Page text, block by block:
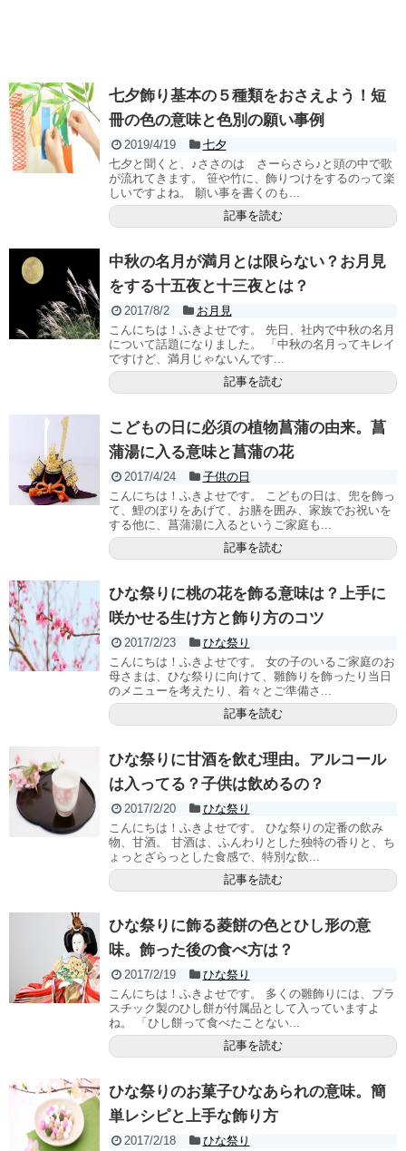
七夕飾り基本の５種類をおさえよう！短
冊の色の意味と色別の願い事例
2019/4/19
七夕
七夕と聞くと、♪ささのは さーらさら♪と頭の中で歌
が流れてきます。 笹や竹に、飾りつけをするのって楽
しいですよね。 願い事を書くのも...
記事を読む
中秋の名月が満月とは限らない？お月見
をする十五夜と十三夜とは？
2017/8/2
お月見
こんにちは！ふきよせです。 先日、社内で中秋の名月
について話題になりました。 「中秋の名月ってキレイ
ですけど、満月じゃないんです...
記事を読む
こどもの日に必須の植物菖蒲の由来。菖
蒲湯に入る意味と菖蒲の花
2017/4/24
子供の日
こんにちは！ふきよせです。 こどもの日は、兜を飾っ
て、鯉のぼりをあげて、お膳を囲み、家族でお祝いを
する他に、菖蒲湯に入るというご家庭も...
記事を読む
ひな祭りに桃の花を飾る意味は？上手に
咲かせる生け方と飾り方のコツ
2017/2/23
ひな祭り
こんにちは！ふきよせです。 女の子のいるご家庭のお
母さまは、ひな祭りに向けて、雛飾りを飾ったり当日
のメニューを考えたり、着々とご準備さ...
記事を読む
ひな祭りに甘酒を飲む理由。アルコール
は入ってる？子供は飲めるの？
2017/2/20
ひな祭り
こんにちは！ふきよせです。 ひな祭りの定番の飲み
物、甘酒。 甘酒は、ふんわりとした独特の香りと、ち
ょっとざらっとした食感で、特別な飲...
記事を読む
ひな祭りに飾る菱餅の色とひし形の意
味。飾った後の食べ方は？
2017/2/19
ひな祭り
こんにちは！ふきよせです。 多くの雛飾りには、プラ
スチック製のひし餅が付属品として入っていますよ
ね。 「ひし餅って食べたことない...
記事を読む
ひな祭りのお菓子ひなあられの意味。簡
単レシピと上手な飾り方
2017/2/18
ひな祭り